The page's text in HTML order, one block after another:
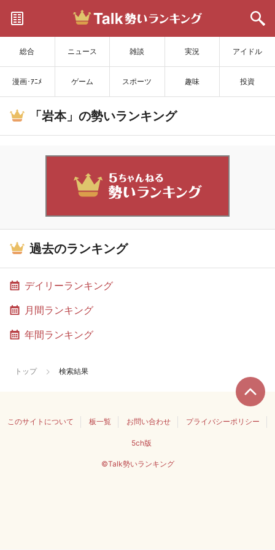
総合 ニュース 雑談 実況 アイドル
漫画･ｱﾆﾒ ゲーム スポーツ 趣味 投資
サイトを更新
「岩本」の勢いランキング
過去のランキング
デイリーランキング
月間ランキング
年間ランキング
トップ 検索結果
このサイトについて 板一覧 お問い合わせ プライバシーポリシー
5ch版
©Talk勢いランキング